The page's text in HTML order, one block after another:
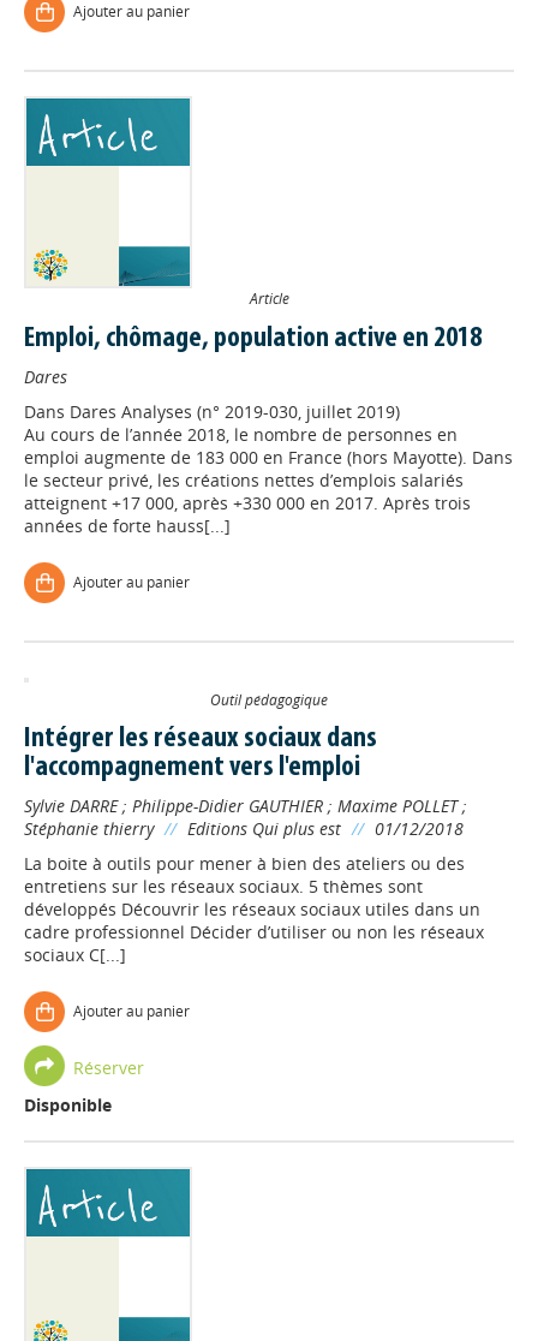
Ajouter au panier
Article
Emploi, chômage, population active en 2018
Dares
Dans Dares Analyses (n° 2019-030, juillet 2019)
Au cours de l’année 2018, le nombre de personnes en
emploi augmente de 183 000 en France (hors Mayotte). Dans
le secteur privé, les créations nettes d’emplois salariés
atteignent +17 000, après +330 000 en 2017. Après trois
années de forte hauss[...]
Ajouter au panier
Outil pédagogique
Intégrer les réseaux sociaux dans
l'accompagnement vers l'emploi
Sylvie DARRE; Philippe-Didier GAUTHIER ; Maxime POLLET;
Stéphanie thierry // Editions Qui plus est // 01/12/2018
La boite à outils pour mener à bien des ateliers ou des
entretiens sur les réseaux sociaux. 5 thèmes sont
développés Découvrir les réseaux sociaux utiles dans un
cadre professionnel Décider d’utiliser ou non les réseaux
sociaux C[...]
Ajouter au panier
Réserver
Disponible